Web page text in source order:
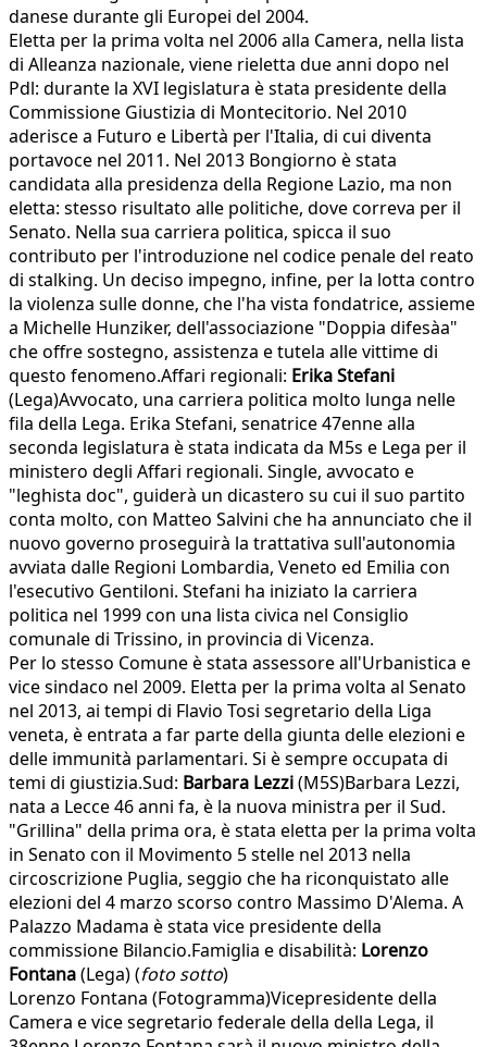
danese durante gli Europei del 2004.
Eletta per la prima volta nel 2006 alla Camera, nella lista
di Alleanza nazionale, viene rieletta due anni dopo nel
Pdl: durante la XVI legislatura è stata presidente della
Commissione Giustizia di Montecitorio. Nel 2010
aderisce a Futuro e Libertà per l'Italia, di cui diventa
portavoce nel 2011. Nel 2013 Bongiorno è stata
candidata alla presidenza della Regione Lazio, ma non
eletta: stesso risultato alle politiche, dove correva per il
Senato. Nella sua carriera politica, spicca il suo
contributo per l'introduzione nel codice penale del reato
di stalking. Un deciso impegno, infine, per la lotta contro
la violenza sulle donne, che l'ha vista fondatrice, assieme
a Michelle Hunziker, dell'associazione "Doppia difesàa"
che offre sostegno, assistenza e tutela alle vittime di
questo fenomeno.Affari regionali: Erika Stefani
(Lega)Avvocato, una carriera politica molto lunga nelle
fila della Lega. Erika Stefani, senatrice 47enne alla
seconda legislatura è stata indicata da M5s e Lega per il
ministero degli Affari regionali. Single, avvocato e
"leghista doc", guiderà un dicastero su cui il suo partito
conta molto, con Matteo Salvini che ha annunciato che il
nuovo governo proseguirà la trattativa sull'autonomia
avviata dalle Regioni Lombardia, Veneto ed Emilia con
l'esecutivo Gentiloni. Stefani ha iniziato la carriera
politica nel 1999 con una lista civica nel Consiglio
comunale di Trissino, in provincia di Vicenza.
Per lo stesso Comune è stata assessore all'Urbanistica e
vice sindaco nel 2009. Eletta per la prima volta al Senato
nel 2013, ai tempi di Flavio Tosi segretario della Liga
veneta, è entrata a far parte della giunta delle elezioni e
delle immunità parlamentari. Si è sempre occupata di
temi di giustizia.Sud: Barbara Lezzi(M5S)Barbara Lezzi,
nata a Lecce 46 anni fa, è la nuova ministra per il Sud.
"Grillina" della prima ora, è stata eletta per la prima volta
in Senato con il Movimento 5 stelle nel 2013 nella
circoscrizione Puglia, seggio che ha riconquistato alle
elezioni del 4 marzo scorso contro Massimo D'Alema. A
Palazzo Madama è stata vice presidente della
commissione Bilancio.Famiglia e disabilità: Lorenzo
Fontana(Lega) (foto sotto)
Lorenzo Fontana (Fotogramma)Vicepresidente della
Camera e vice segretario federale della della Lega, il